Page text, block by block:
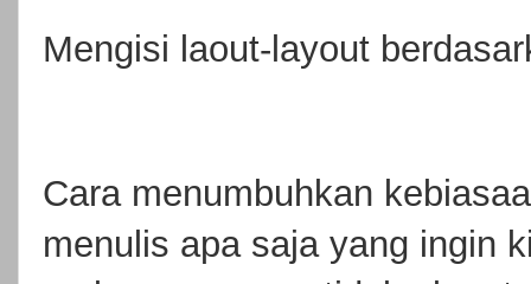
Mengisi laout-layout
Cara menumbuhkan
menulis apa saja yang ingin